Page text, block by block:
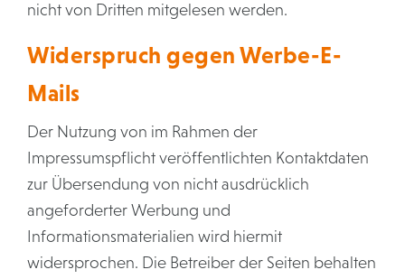
nicht von Dritten mitgelesen werden.
Widerspruch gegen Werbe-E-
Mails
Der Nutzung von im Rahmen der
Impressumspflicht veröffentlichten Kontaktdaten
zur Übersendung von nicht ausdrücklich
angeforderter Werbung und
Informationsmaterialien wird hiermit
widersprochen. Die Betreiber der Seiten behalten